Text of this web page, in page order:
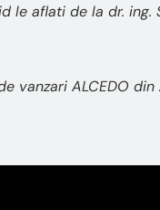
aflati de la dr. ing.
vanzari ALCEDO